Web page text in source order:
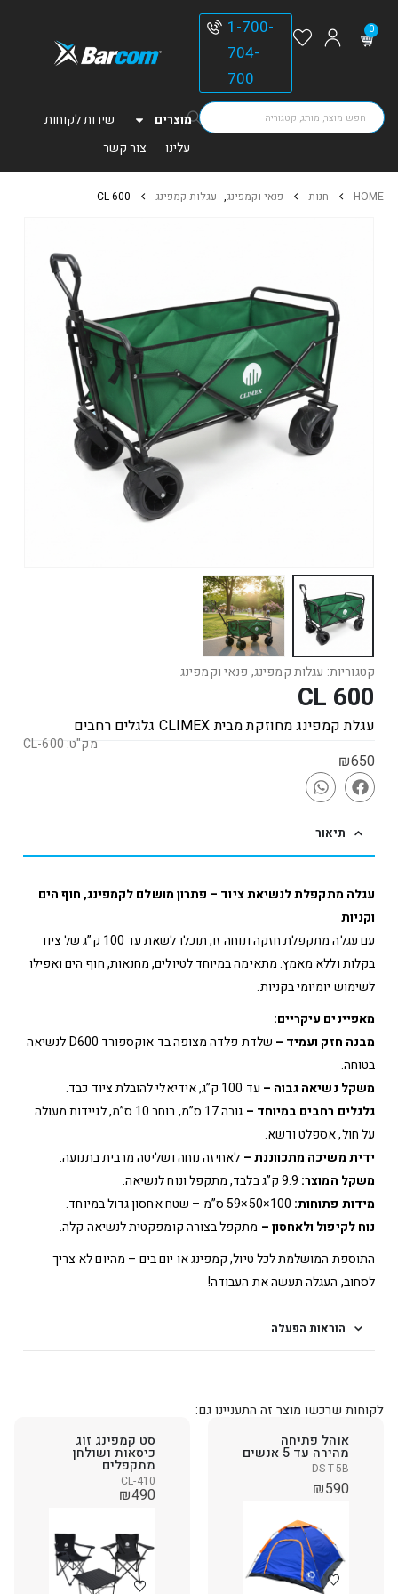
0
1-700-
704-
700
מוצרים
שירות לקוחות
עלינו
צור קשר
HOME חנות פנאי וקמפינג, עגלות קמפינג CL 600
קטגוריות: עגלות קמפינג, פנאי וקמפינג
CL 600
עגלת קמפינג מחוזקת מבית CLIMEX גלגלים רחבים
₪650
מק"ט: CL-600
תיאור
עגלה מתקפלת לנשיאת ציוד – פתרון מושלם לקמפינג, חוף הים
וקניות
עם עגלה מתקפלת חזקה ונוחה זו, תוכלו לשאת עד 100 ק”ג של ציוד
בקלות וללא מאמץ. מתאימה במיוחד לטיולים, מחנאות, חוף הים ואפילו
לשימוש יומיומי בקניות.
מאפיינים עיקריים:
מבנה חזק ועמיד –
שלדת פלדה מצופה בד אוקספורד D600 לנשיאה
בטוחה.
משקל נשיאה גבוה – עד 100 ק”ג, אידיאלי להובלת ציוד כבד.
גלגלים רחבים במיוחד –
גובה 17 ס”מ, רוחב 10 ס”מ, לניידות מעולה
על חול, אספלט ודשא.
ידית משיכה מתכווננת – לאחיזה נוחה ושליטה מרבית בתנועה.
משקל המוצר:
מידות פתוחות:
נוח לקיפול ולאחסון – מתקפל בצורה קומפקטית לנשיאה קלה.
התוספת המושלמת לכל טיול, קמפינג או יום בים – מהיום לא צריך
לסחוב, העגלה תעשה את העבודה!
הוראות הפעלה
לקוחות שרכשו מוצר זה התעניינו גם:
אוהל פתיחה
מהירה עד 5 אנשים
DS T-5B
₪590
סט קמפינג זוג
כיסאות ושולחן
מתקפלים
CL-410
₪490